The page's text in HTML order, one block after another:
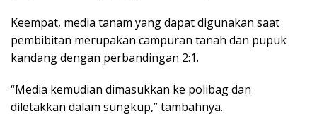
Keempat, media tanam yang dapat digunakan saat
pembibitan merupakan campuran tanah dan pupuk
kandang dengan perbandingan 2:1.
“Media kemudian dimasukkan ke polibag dan
diletakkan dalam sungkup,” tambahnya.